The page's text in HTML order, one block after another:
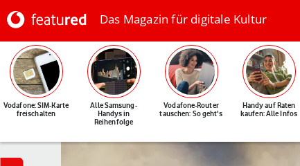
Das Magazin für digitale Kultur
Vodafone: SIM-Karte
freischalten
Alle Samsung-
Handys in
Reihenfolge
Vodafone-Router
tauschen: So geht's
Handy auf Raten
kaufen: Alle Infos